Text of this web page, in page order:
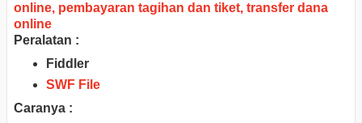
Peralatan :
Fiddler
SWF File
Caranya :